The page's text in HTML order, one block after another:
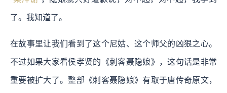
了。我知道了。
在故事里让我们看到了这个尼姑、这个师父的凶狠之心。
不过如果大家看侯孝贤的《刺客聂隐娘》，这句话是非常
重要被扩大了。整部《刺客聂隐娘》有取于唐传奇原文，